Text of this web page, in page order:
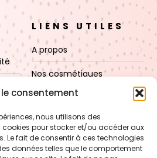
le consentement
nous utilisons des
pour stocker et/ou accéder aux
Le fait de consentir à ces technologies
données telles que le comportement
LIENS UTILES
A propos
Nos cosmétiques
Nos cires
Boutique
Contact